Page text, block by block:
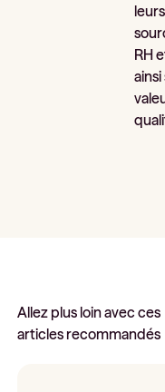
RH
Allez plus loin avec ces
articles recommandés